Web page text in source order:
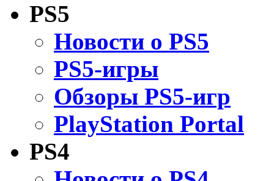
PS5
Новости о PS5
PS5-игры
Обзоры PS5-игр
PlayStation Portal
PS4